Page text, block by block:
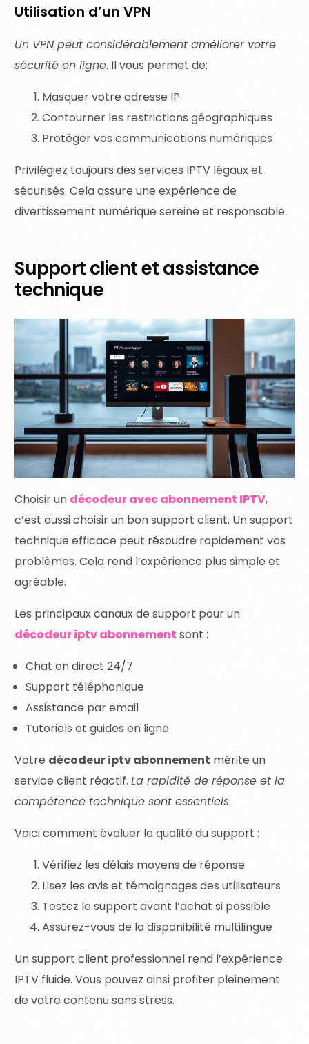
Utilisation d’un VPN
Un VPN peut considérablement améliorer votre
sécurité en ligne. Il vous permet de:
Masquer votre adresse IP
Contourner les restrictions géographiques
Protéger vos communications numériques
Privilégiez toujours des services IPTV légaux et
sécurisés. Cela assure une expérience de
divertissement numérique sereine et responsable.
Support client et assistance
technique
Choisir un décodeur avec abonnement IPTV,
c’est aussi choisir un bon support client. Un support
technique efficace peut résoudre rapidement vos
problèmes. Cela rend l’expérience plus simple et
agréable.
Les principaux canaux de support pour un
décodeur iptv abonnement sont :
Chat en direct 24/7
Support téléphonique
Assistance par email
Tutoriels et guides en ligne
Votre décodeur iptv abonnement mérite un
service client réactif.La rapidité de réponse et la
compétence technique sont essentiels.
Voici comment évaluer la qualité du support :
Vérifiez les délais moyens de réponse
Lisez les avis et témoignages des utilisateurs
Testez le support avant l’achat si possible
Assurez-vous de la disponibilité multilingue
Un support client professionnel rend l’expérience
IPTV fluide. Vous pouvez ainsi profiter pleinement
de votre contenu sans stress.